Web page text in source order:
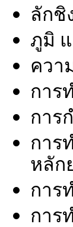
ลักชิ
ภูมิ
ควา
การ
การ
การ
หลัก
การ
การ